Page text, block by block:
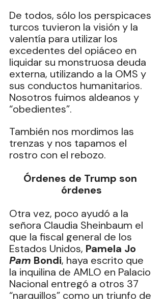
De todos, sólo los perspicaces
turcos tuvieron la visión y la
valentía para utilizar los
excedentes del opiáceo en
liquidar su monstruosa deuda
externa, utilizando a la OMS‎ y
sus conductos humanitarios.
Nosotros fuimos aldeanos y
“obedientes”.
También nos mordimos las
trenzas y nos tapamos el
rostro con el rebozo.
Órdenes de Trump son
órdenes
Otra vez, poco ayudó a la
señora Claudia Sheinbaum el
que la fiscal general de los
Estados Unidos, Pamela Jo
Pam Bondi, haya escrito que
la inquilina de AMLO en Palacio
Nacional entregó a otros 37
“narquillos” como un triunfo de